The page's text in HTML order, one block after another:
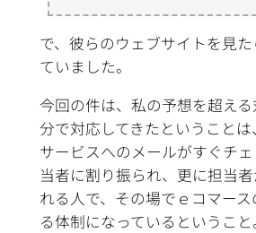
で、彼らのウェブサイトを見
ていました。
今回の件は、私の予想を超え
分で対応してきたということは
サービスへのメールがすぐチ
当者に割り振られ、更に担当
れる人で、その場でｅコマー
る体制になっているということ